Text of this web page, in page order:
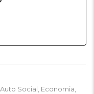
Auto Social Economia